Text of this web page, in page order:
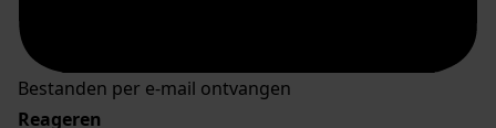
Bestanden per e-mail ontvangen
Reageren